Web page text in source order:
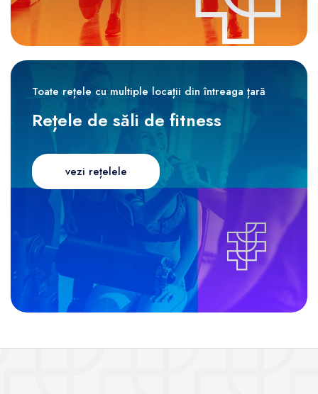
Toate rețele cu multiple locații din întreaga țară
Rețele de săli de fitness
vezi rețelele